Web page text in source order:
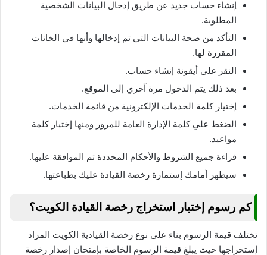
إنشاء حساب جديد عن طريق إدخال البيانات الشخصية
المطلوبة.
التأكد من صحة البيانات التي تم إدخالها وأنها في الخانات
المقررة لها.
النقر على أيقونة إنشاء حساب.
بعد ذلك يتم الدخول مرة آخري إلى الموقع.
إختيار كلمة الخدمات الإلكترونية من قائمة الخدمات.
الضغط علي كلمة الإدارة العامة للمرور ومنها إختيار كلمة
مواعيد.
قراءة جميع الشروط والأحكام المحددة ثم الموافقة عليها.
سيظهر أمامك إستمارة رخصة القيادة عليك بطباعتها.
كم رسوم إختبار استخراج رخصة القيادة الكويت؟
تختلف قيمة الرسوم بناء على نوع رخصة القيادية الكويت المراد
إستخراجها حيث يبلغ قيمة الرسوم الخاصة بإمتحان إصدار رخصة